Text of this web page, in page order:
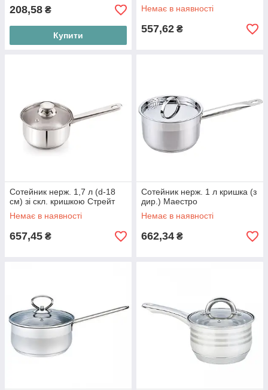
208,58 ₴
Купити
Немає в наявності
557,62 ₴
Сотейник нерж. 1,7 л (d-18
см) зі скл. кришкою Стрейт
Немає в наявності
657,45 ₴
Сотейник нерж. 1 л кришка (з
дир.) Маестро
Немає в наявності
662,34 ₴